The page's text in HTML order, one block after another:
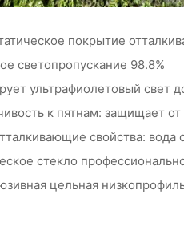
покрытие
светопропускание 98.8%
ультрафиолетовый свет
к пятнам: защищает
свойства: вода
стекло
цельная